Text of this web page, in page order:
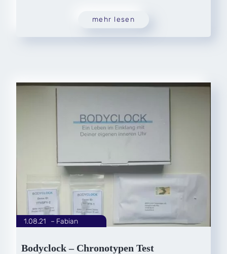
mehr lesen
Bodyclock – Chronotypen Test
Fabian
1.08.21